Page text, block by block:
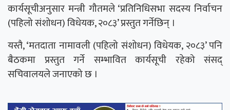
कार्यसूचीअनुसार मन्त्री गौतमले ‘प्रतिनिधिसभा सदस्य निर्वाचन
(पहिलो संशोधन) विधेयक, २०८३’ प्रस्तुत गर्नेछिन् ।
यस्तै, ‘मतदाता नामावली (पहिलो संशोधन) विधेयक, २०८३’ पनि
बैठकमा प्रस्तुत गर्ने सम्भावित कार्यसूची रहेको संसद्
सचिवालयले जनाएको छ ।